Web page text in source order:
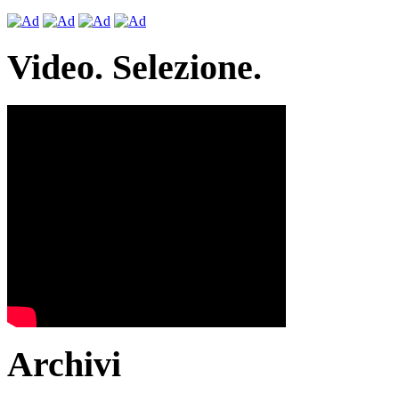
Video. Selezione.
Archivi